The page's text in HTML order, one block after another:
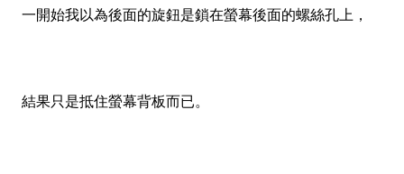
一開始我以為後面的旋鈕是鎖在螢幕後面的螺絲孔上，
結果只是抵住螢幕背板而已。